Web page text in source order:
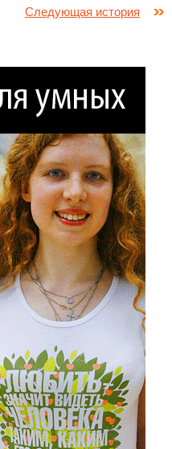
Следующая история